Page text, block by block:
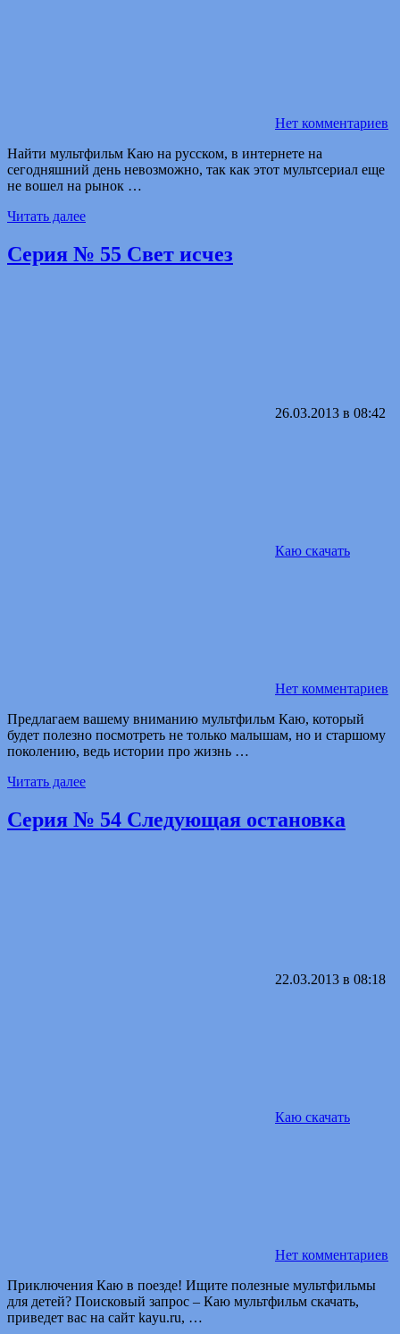
Нет комментариев
Найти мультфильм Каю на русском, в интернете на
сегодняшний день невозможно, так как этот мультсериал еще
не вошел на рынок …
Читать далее
Серия № 55 Свет исчез
26.03.2013 в 08:42
Каю скачать
Нет комментариев
Предлагаем вашему вниманию мультфильм Каю, который
будет полезно посмотреть не только малышам, но и старшому
поколению, ведь истории про жизнь …
Читать далее
Серия № 54 Следующая остановка
22.03.2013 в 08:18
Каю скачать
Нет комментариев
Приключения Каю в поезде! Ищите полезные мультфильмы
для детей? Поисковый запрос – Каю мультфильм скачать,
приведет вас на сайт kayu.ru, …